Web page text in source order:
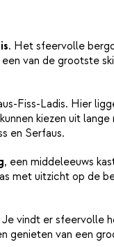
. Het sfeervolle
van de grootste
Fiss-Ladis. Hier
kiezen uit
en Serfaus.
, een middeleeuws
met uitzicht op de
vindt er
van een